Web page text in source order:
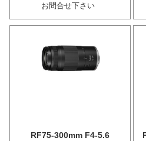
お問合せ下さい
RF75-300mm F4-5.6